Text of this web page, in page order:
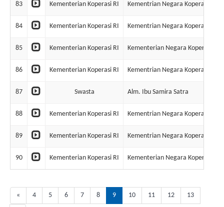
83 Kementerian Koperasi RI Kementrian Negara Koperasi &
84 Kementerian Koperasi RI Kementrian Negara Koperasi &
85 Kementerian Koperasi RI Kementerian Negara Koperasi &
86 Kementerian Koperasi RI Kementrian Negara Koperasi &
87 Swasta Alm. Ibu Samira Satra
88 Kementerian Koperasi RI Kementrian Negara Koperasi &
89 Kementerian Koperasi RI Kementrian Negara Koperasi &
90 Kementerian Koperasi RI Kementerian Negara Koperasi &
« 4 5 6 7 8 9 10 11 12 13